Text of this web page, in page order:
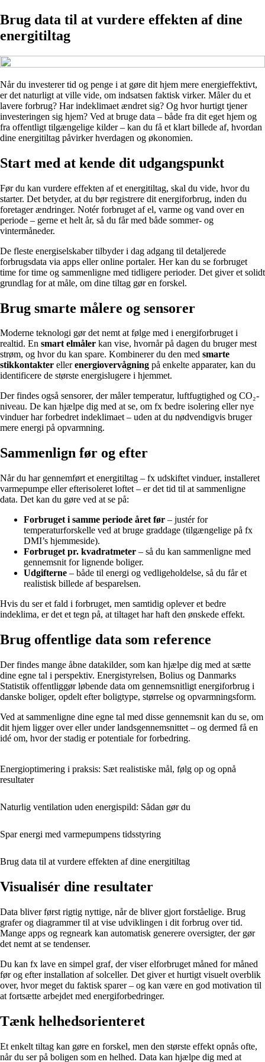
Brug data til at vurdere effekten af dine
energitiltag
Når du investerer tid og penge i at gøre dit hjem mere energieffektivt,
er det naturligt at ville vide, om indsatsen faktisk virker. Måler du et
lavere forbrug? Har indeklimaet ændret sig? Og hvor hurtigt tjener
investeringen sig hjem? Ved at bruge data – både fra dit eget hjem og
fra offentligt tilgængelige kilder – kan du få et klart billede af, hvordan
dine energitiltag påvirker hverdagen og økonomien.
Start med at kende dit udgangspunkt
Før du kan vurdere effekten af et energitiltag, skal du vide, hvor du
starter. Det betyder, at du bør registrere dit energiforbrug, inden du
foretager ændringer. Notér forbruget af el, varme og vand over en
periode – gerne et helt år, så du får med både sommer- og
vintermåneder.
De fleste energiselskaber tilbyder i dag adgang til detaljerede
forbrugsdata via apps eller online portaler. Her kan du se forbruget
time for time og sammenligne med tidligere perioder. Det giver et solidt
grundlag for at måle, om dine tiltag gør en forskel.
Brug smarte målere og sensorer
Moderne teknologi gør det nemt at følge med i energiforbruget i
realtid. En smart elmåler kan vise, hvornår på dagen du bruger mest
strøm, og hvor du kan spare. Kombinerer du den med smarte
stikkontakter ellerenergiovervågning på enkelte apparater, kan du
identificere de største energislugere i hjemmet.
Der findes også sensorer, der måler temperatur, luftfugtighed og CO₂-
niveau. De kan hjælpe dig med at se, om fx bedre isolering eller nye
vinduer har forbedret indeklimaet – uden at du nødvendigvis bruger
mere energi på opvarmning.
Sammenlign før og efter
Når du har gennemført et energitiltag – fx udskiftet vinduer, installeret
varmepumpe eller efterisoleret loftet – er det tid til at sammenligne
data. Det kan du gøre ved at se på:
Forbruget i samme periode året før – justér for
temperaturforskelle ved at bruge graddage (tilgængelige på fx
DMI’s hjemmeside).
Forbruget pr. kvadratmeter – så du kan sammenligne med
gennemsnit for lignende boliger.
Udgifterne – både til energi og vedligeholdelse, så du får et
realistisk billede af besparelsen.
Hvis du ser et fald i forbruget, men samtidig oplever et bedre
indeklima, er det et tegn på, at tiltaget har haft den ønskede effekt.
Brug offentlige data som reference
Der findes mange åbne datakilder, som kan hjælpe dig med at sætte
dine egne tal i perspektiv. Energistyrelsen, Bolius og Danmarks
Statistik offentliggør løbende data om gennemsnitligt energiforbrug i
danske boliger, opdelt efter boligtype, størrelse og opvarmningsform.
Ved at sammenligne dine egne tal med disse gennemsnit kan du se, om
dit hjem ligger over eller under landsgennemsnittet – og dermed få en
idé om, hvor der stadig er potentiale for forbedring.
Energioptimering i praksis: Sæt realistiske mål, følg op og opnå
resultater
Naturlig ventilation uden energispild: Sådan gør du
Spar energi med varmepumpens tidsstyring
Brug data til at vurdere effekten af dine energitiltag
Visualisér dine resultater
Data bliver først rigtig nyttige, når de bliver gjort forståelige. Brug
grafer og diagrammer til at vise udviklingen i dit forbrug over tid.
Mange apps og regneark kan automatisk generere oversigter, der gør
det nemt at se tendenser.
Du kan fx lave en simpel graf, der viser elforbruget måned for måned
før og efter installation af solceller. Det giver et hurtigt visuelt overblik
over, hvor meget du faktisk sparer – og kan være en god motivation til
at fortsætte arbejdet med energiforbedringer.
Tænk helhedsorienteret
Et enkelt tiltag kan gøre en forskel, men den største effekt opnås ofte,
når du ser på boligen som en helhed. Data kan hjælpe dig med at